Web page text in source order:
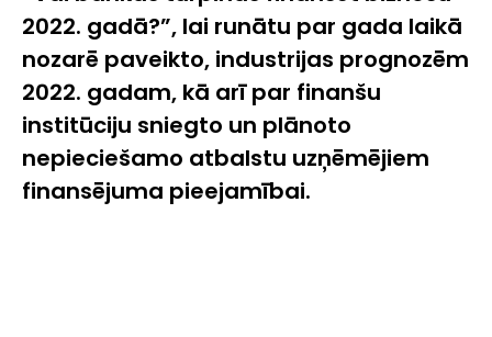
2022. gadā?”, lai runātu par gada laikā
nozarē paveikto, industrijas prognozēm
2022. gadam, kā arī par finanšu
institūciju sniegto un plānoto
nepieciešamo atbalstu uzņēmējiem
finansējuma pieejamībai.